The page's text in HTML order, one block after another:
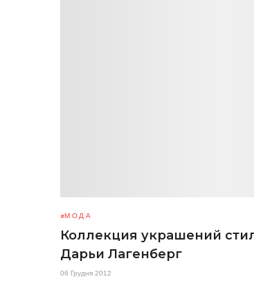
МОДА
Коллекция украшений
Дарьи Лагенберг
06 Грудня 2012